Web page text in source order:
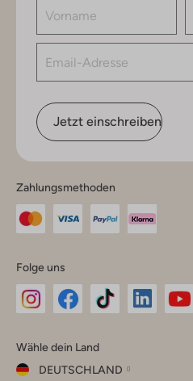
Jetzt einschreiben
Zahlungsmethoden
Folge uns
Instagram
Facebook
TikTok
Wähle dein Land
DEUTSCHLAND